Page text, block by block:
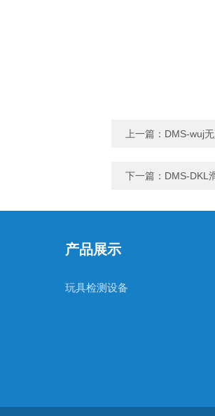
上一篇： DMS-wuj
下一篇： DMS-DKL
产品展示
玩具检测设备